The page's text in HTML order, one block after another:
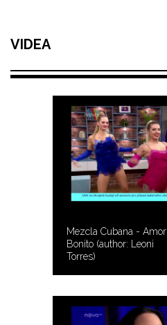
VIDEA
Mezcla Cubana - Amor
Bonito (author: Leoni
Torres)